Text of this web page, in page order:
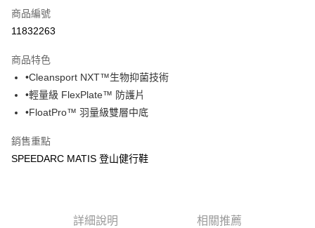
超商取貨付款
運送方式
每筆NT$80，滿NT$1,000(含以上)免運費
商品編號
11832263
商品特色
•Cleansport NXT™生物抑菌技術
•輕量級 FlexPlate™ 防護片
•FloatPro™ 羽量級雙層中底
銷售重點
SPEEDARC MATIS 登山健行鞋
詳細說明 相關推薦